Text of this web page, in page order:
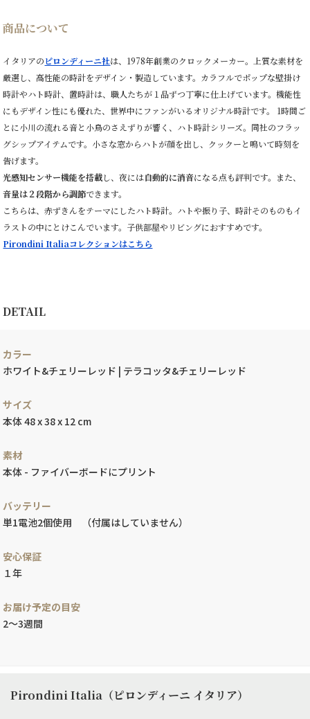
商品について
イタリアのピロンディーニ社は、1978年創業のクロックメーカー。上質な素材を
厳選し、高性能の時計をデザイン・製造しています。カラフルでポップな壁掛け
時計やハト時計、置時計は、職人たちが１品ずつ丁寧に仕上げています。機能性
にもデザイン性にも優れた、世界中にファンがいるオリジナル時計です。 1時間ご
とに小川の流れる音と小鳥のさえずりが響く、ハト時計シリーズ。同社のフラッ
グシップアイテムです。小さな窓からハトが顔を出し、クックーと鳴いて時刻を
告げます。
光感知センサー機能を搭載し、夜には自動的に消音になる点も評判です。また、
音量は２段階から調節できます。
こちらは、赤ずきんをテーマにしたハト時計。ハトや振り子、時計そのものもイ
ラストの中にとけこんでいます。子供部屋やリビングにおすすめです。
Pirondini Italiaコレクションはこちら
DETAIL
カラー
ホワイト&チェリーレッド | テラコッタ&チェリーレッド
サイズ
本体 48 x 38 x 12 cm
素材
本体 - ファイバーボードにプリント
バッテリー
単1電池2個使用 （付属はしていません）
安心保証
１年
お届け予定の目安
2～3週間
Pirondini Italia（ピロンディーニ イタリア）